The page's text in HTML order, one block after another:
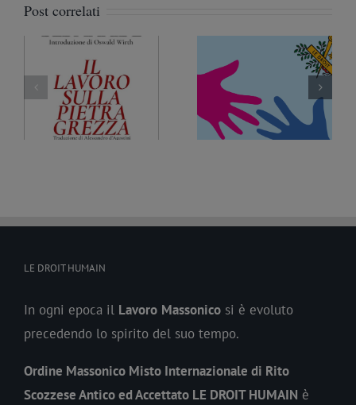
Post correlati
Trattati ed etica della
Fratellanza. Un nuovo
documento della
Commissione
Prospettive sociali
Massoneria a Palermo.
AgenParl intervista il
Fratello Nicola Pàntano
LE DROIT HUMAIN
In ogni epoca il Lavoro Massonico si è evoluto
precedendo lo spirito del suo tempo.
Ordine Massonico Misto Internazionale di Rito
Scozzese Antico ed Accettato LE DROIT HUMAIN è